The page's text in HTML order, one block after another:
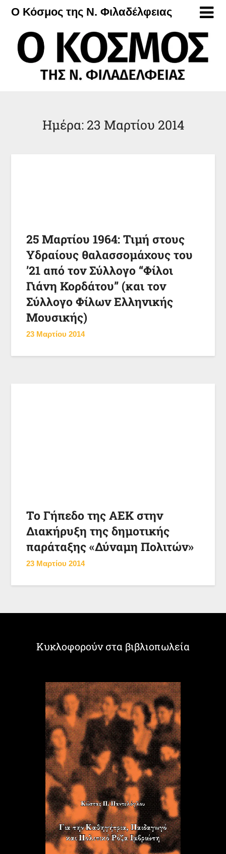
Μετάβαση
περιεχόμενο
Ο Κόσμος της Ν. Φιλαδέλφειας
Ημέρα: 23 Μαρτίου 2014
25 Μαρτίου 1964: Τιμή στους
Υδραίους θαλασσομάχους του
’21 από τον Σύλλογο “Φίλοι
Γιάνη Κορδάτου” (και τον
Σύλλογο Φίλων Ελληνικής
Μουσικής)
23 Μαρτίου 2014
Το Γήπεδο της ΑΕΚ στην
Διακήρυξη της δημοτικής
παράταξης «Δύναμη Πολιτών»
23 Μαρτίου 2014
Κυκλοφορούν στα βιβλιοπωλεία